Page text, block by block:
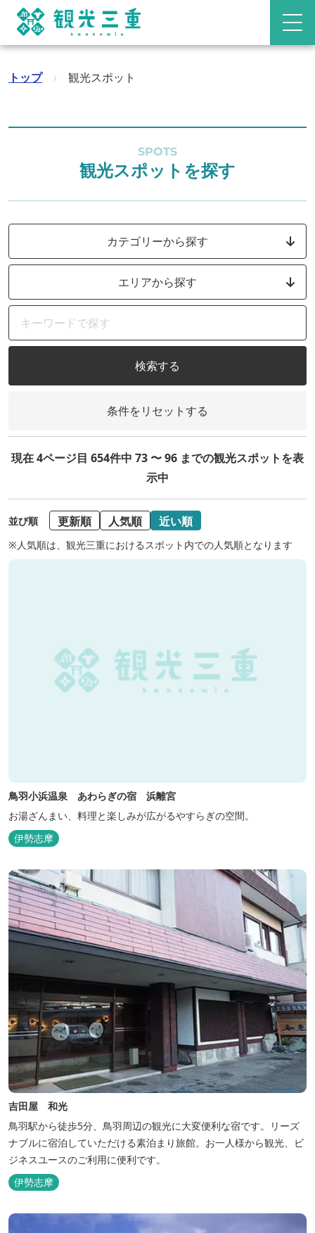
トップ › 観光スポット
SPOTS
観光スポットを探す
カテゴリーから探す
エリアから探す
検索する
条件をリセットする
現在 4ページ目 654件中 73 〜 96 までの観光スポットを表
示中
並び順 更新順 人気順 近い順
※人気順は、観光三重におけるスポット内での人気順となります
鳥羽小浜温泉 あわらぎの宿 浜離宮
お湯ざんまい、料理と楽しみが広がるやすらぎの空間。
伊勢志摩
吉田屋 和光
鳥羽駅から徒歩5分、鳥羽周辺の観光に大変便利な宿です。リーズ
ナブルに宿泊していただける素泊まり旅館。お一人様から観光、ビ
ジネスユースのご利用に便利です。
伊勢志摩